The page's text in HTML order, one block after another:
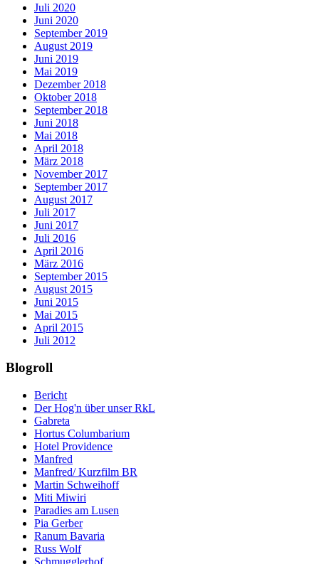
Juli 2020
Juni 2020
September 2019
August 2019
Juni 2019
Mai 2019
Dezember 2018
Oktober 2018
September 2018
Juni 2018
Mai 2018
April 2018
März 2018
November 2017
September 2017
August 2017
Juli 2017
Juni 2017
Juli 2016
April 2016
März 2016
September 2015
August 2015
Juni 2015
Mai 2015
April 2015
Juli 2012
Blogroll
Bericht
Der Hog'n über unser RkL
Gabreta
Hortus Columbarium
Hotel Providence
Manfred
Manfred/ Kurzfilm BR
Martin Schweihoff
Miti Miwiri
Paradies am Lusen
Pia Gerber
Ranum Bavaria
Russ Wolf
Schmugglerhof